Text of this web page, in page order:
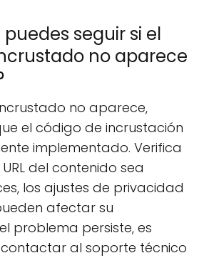
seguir si el
no aparece
no aparece,
el código de incrustación
implementado. Verifica
del contenido sea
los ajustes de privacidad
afectar su
problema persiste, es
al soporte técnico